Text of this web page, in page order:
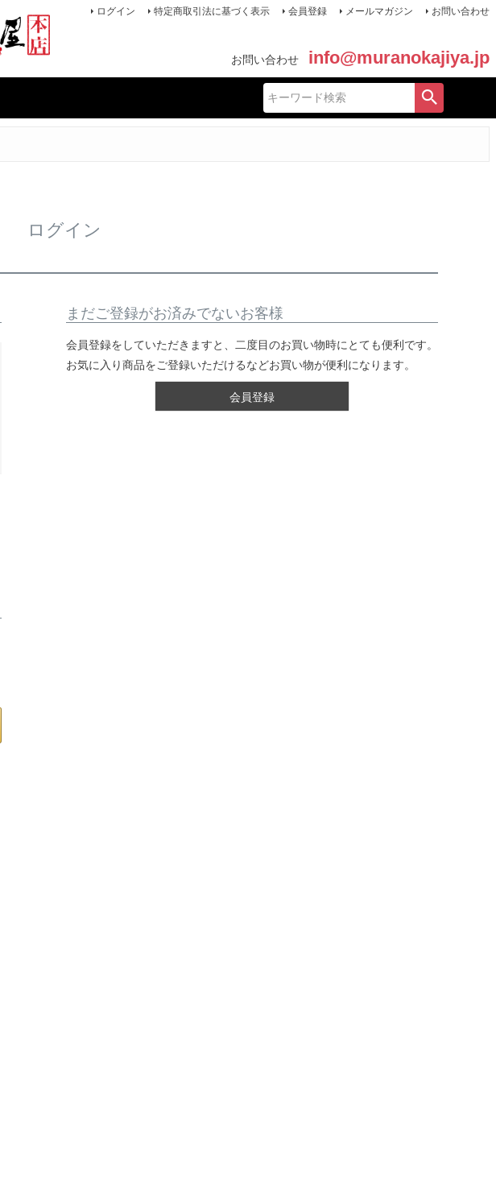
ログイン 特定商取引法に基づく表示 会員登録 メールマガジン お問い合わせ
お問い合わせ info@muranokajiya.jp
ログイン
まだご登録がお済みでないお客様
会員登録をしていただきますと、二度目のお買い物時にとても便利です。
お気に入り商品をご登録いただけるなどお買い物が便利になります。
会員登録